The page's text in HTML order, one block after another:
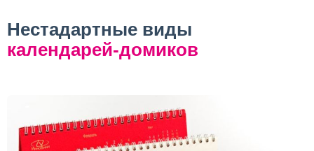
Нестадартные виды
календарей-домиков